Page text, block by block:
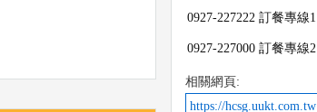
0927-227222 訂餐專線1
0927-227000 訂餐專線2
相關網頁:
https://hcsg.uukt.com.tw